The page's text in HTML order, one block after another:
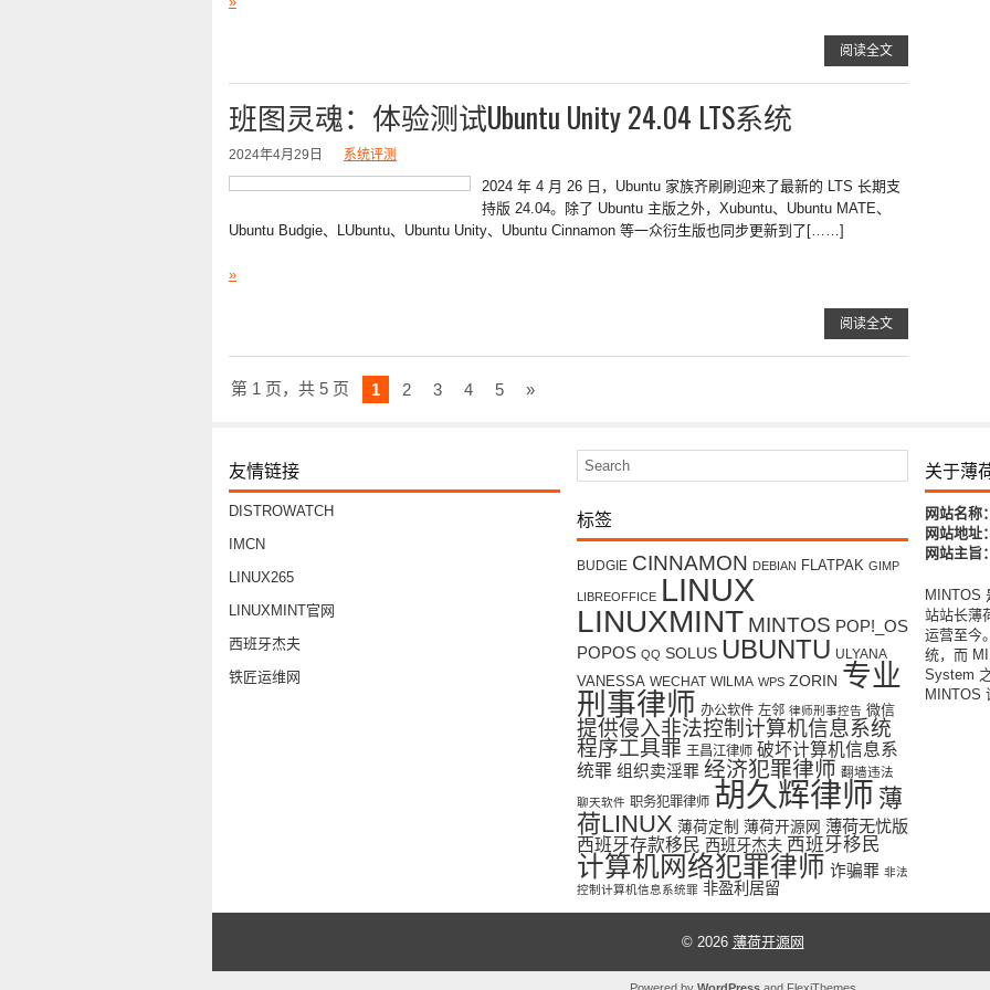
阅读全文
班图灵魂：体验测试Ubuntu Unity 24.04 LTS系统
2024年4月29日 系统评测
2024 年 4 月 26 日，Ubuntu 家族齐刷刷迎来了最新的 LTS 长期支
持版 24.04。除了 Ubuntu 主版之外，Xubuntu、Ubuntu MATE、
Ubuntu Budgie、LUbuntu、Ubuntu Unity、Ubuntu Cinnamon 等一众衍生版也同步更新到了[……]
»
阅读全文
第 1 页，共 5 页 1 2 3 4 5 »
友情链接
DISTROWATCH
IMCN
LINUX265
LINUXMINT官网
西班牙杰夫
铁匠运维网
标签
BUDGIE CINNAMON DEBIAN FLATPAK GIMP
LIBREOFFICE LINUX
LINUXMINT MINTOS POP!_OS
POPOS QQ SOLUS UBUNTU ULYANA
VANESSA WECHAT WILMA WPS ZORIN 专业
刑事律师 办公软件 左邻 律师刑事控告 微信
提供侵入非法控制计算机信息系统
程序工具罪 王昌江律师 破坏计算机信息系
统罪 组织卖淫罪 经济犯罪律师 翻墙违法
聊天软件 职务犯罪律师 胡久辉律师 薄
荷LINUX 薄荷定制 薄荷开源网 薄荷无忧版
西班牙存款移民 西班牙杰夫 西班牙移民
计算机网络犯罪律师 诈骗罪 非法
控制计算机信息系统罪 非盈利居留
关于薄
网站名称
网站地
网站主旨
MINTOS
站站长薄
运营至今
统，而
System
MINTOS
© 2026 薄荷开源网